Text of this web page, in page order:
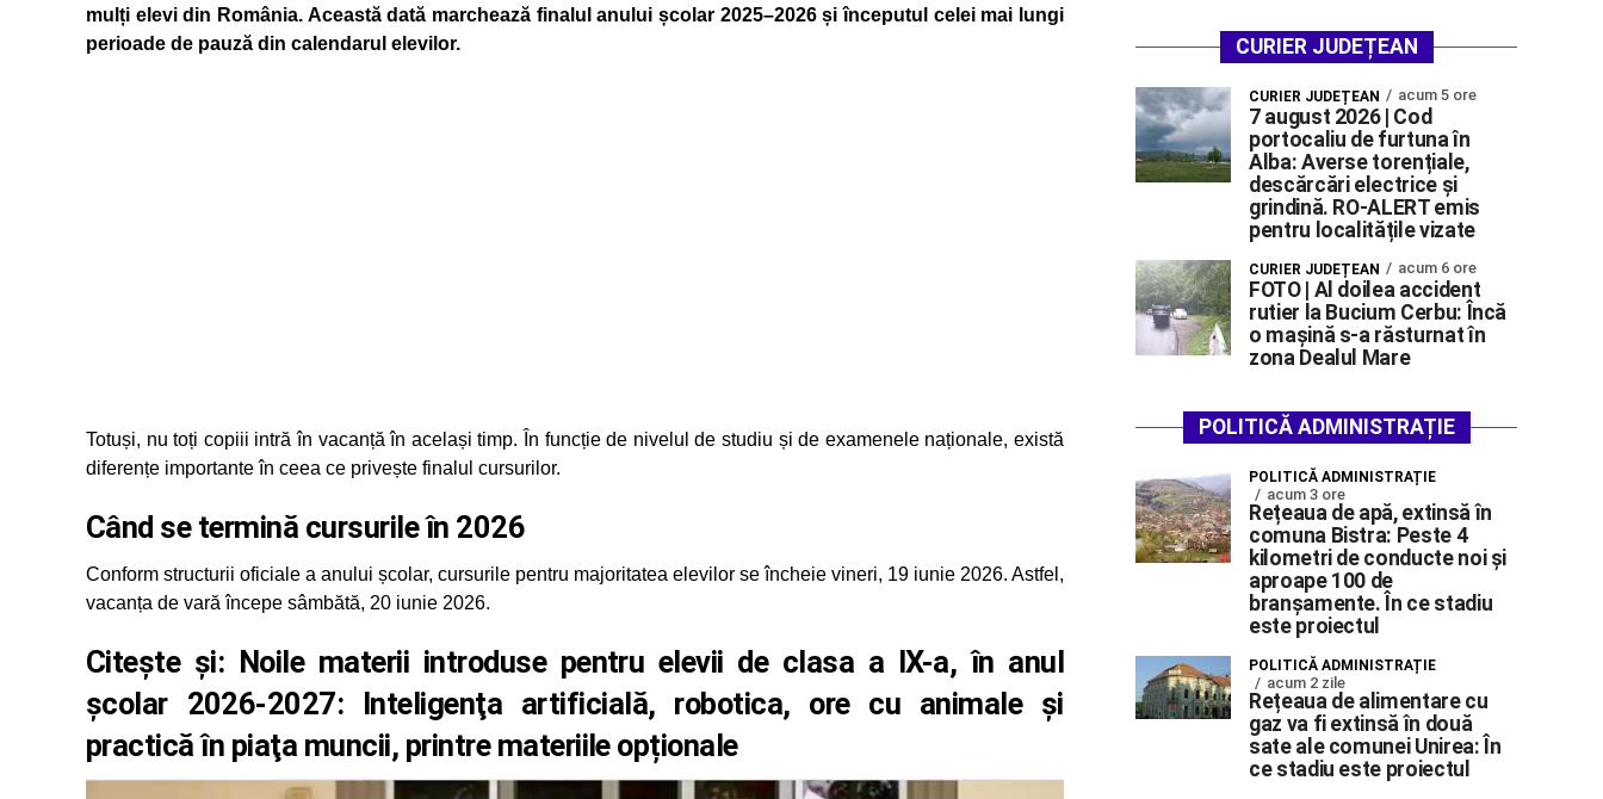
mulți elevi din România. Această dată marchează finalul anului școlar 2025–2026 și începutul celei mai lungi
perioade de pauză din calendarul elevilor.
Totuși, nu toți copiii intră în vacanță în același timp. În funcție de nivelul de studiu și de examenele naționale, există
diferențe importante în ceea ce privește finalul cursurilor.
Când se termină cursurile în 2026
Conform structurii oficiale a anului școlar, cursurile pentru majoritatea elevilor se încheie vineri, 19 iunie 2026. Astfel,
vacanța de vară începe sâmbătă, 20 iunie 2026.
Citește și: Noile materii introduse pentru elevii de clasa a IX-a, în anul
şcolar 2026-2027: Inteligenţa artificială, robotica, ore cu animale şi
practică în piaţa muncii, printre materiile opționale
CURIER JUDEȚEAN
CURIER JUDEȚEAN acum 5 ore
7 august 2026 | Cod
portocaliu de furtuna în
Alba: Averse torențiale,
descărcări electrice și
grindină. RO-ALERT emis
pentru localitățile vizate
CURIER JUDEȚEAN acum 6 ore
FOTO | Al doilea accident
rutier la Bucium Cerbu: Încă
o mașină s-a răsturnat în
zona Dealul Mare
POLITICĂ ADMINISTRAȚIE
POLITICĂ ADMINISTRAȚIE
acum 3 ore
Rețeaua de apă, extinsă în
comuna Bistra: Peste 4
kilometri de conducte noi și
aproape 100 de
branșamente. În ce stadiu
este proiectul
POLITICĂ ADMINISTRAȚIE
acum 2 zile
Rețeaua de alimentare cu
gaz va fi extinsă în două
sate ale comunei Unirea: În
ce stadiu este proiectul